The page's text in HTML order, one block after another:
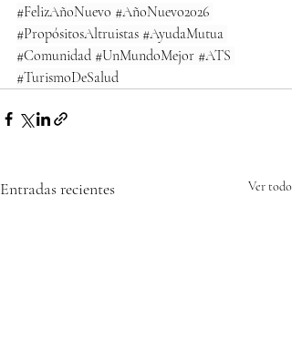
#FelizAñoNuevo #AñoNuevo2026
#PropósitosAltruistas #AyudaMutua
#Comunidad #UnMundoMejor #ATS
#TurismoDeSalud
Entradas recientes Ver todo